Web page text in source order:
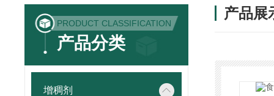
PRODUCT CLASSIFICATION
产品分类
增稠剂
产品展